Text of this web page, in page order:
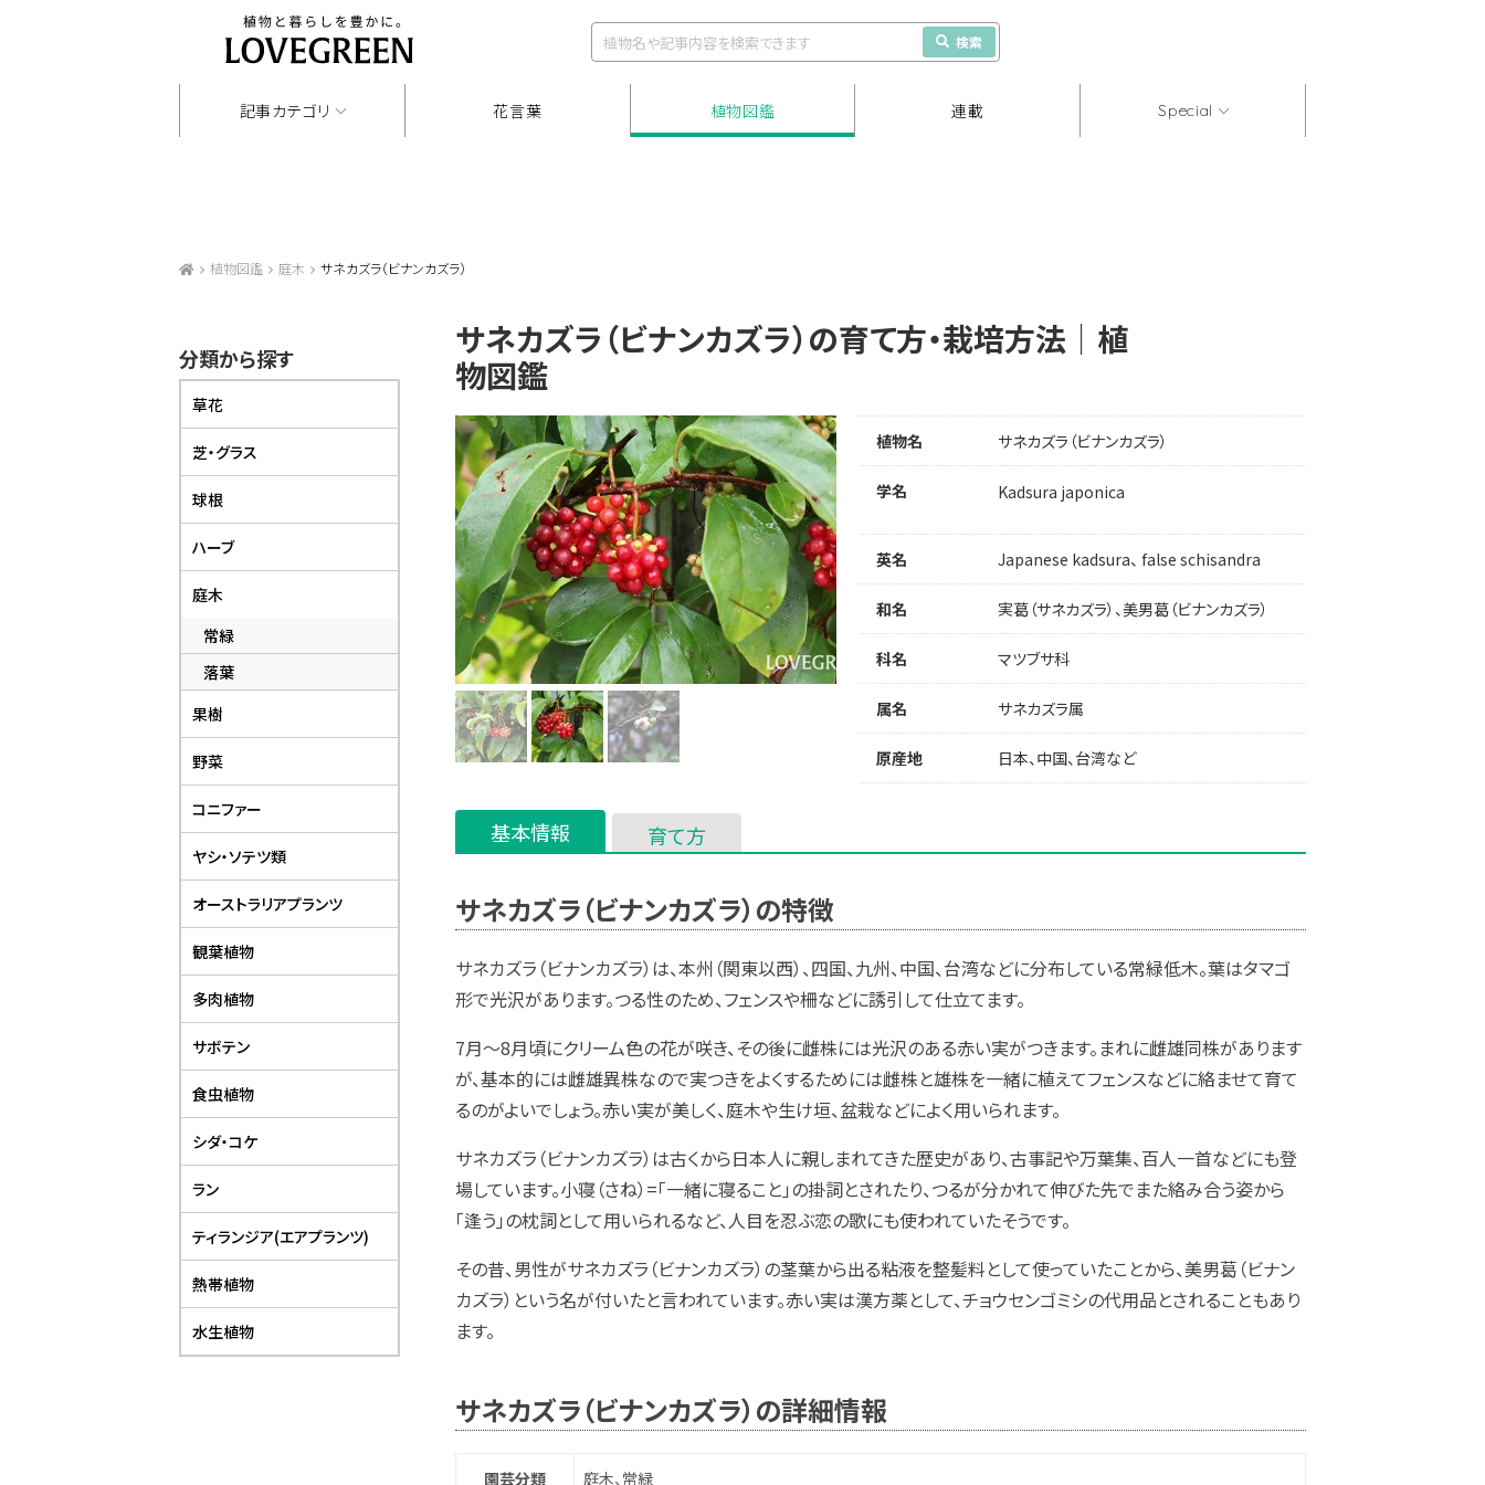
検索
記事カテゴリ 花言葉 植物図鑑 連載 Special
植物図鑑 庭木 サネカズラ（ビナンカズラ）
サネカズラ（ビナンカズラ）の育て方・栽培方法｜植
物図鑑
植物名 サネカズラ（ビナンカズラ）
学名 Kadsura japonica
英名 Japanese kadsura、 false schisandra
和名 実葛（サネカズラ）、美男葛（ビナンカズラ）
科名 マツブサ科
属名 サネカズラ属
原産地 日本、中国、台湾など
基本情報 育て方
サネカズラ（ビナンカズラ）の特徴
サネカズラ（ビナンカズラ）は、本州（関東以西）、四国、九州、中国、台湾などに分布している常緑低木。葉はタマゴ
形で光沢があります。つる性のため、フェンスや柵などに誘引して仕立てます。
7月～8月頃にクリーム色の花が咲き、その後に雌株には光沢のある赤い実がつきます。まれに雌雄同株があります
が、基本的には雌雄異株なので実つきをよくするためには雌株と雄株を一緒に植えてフェンスなどに絡ませて育て
るのがよいでしょう。赤い実が美しく、庭木や生け垣、盆栽などによく用いられます。
サネカズラ（ビナンカズラ）は古くから日本人に親しまれてきた歴史があり、古事記や万葉集、百人一首などにも登
場しています。小寝（さね）=「一緒に寝ること」の掛詞とされたり、つるが分かれて伸びた先でまた絡み合う姿から
「逢う」の枕詞として用いられるなど、人目を忍ぶ恋の歌にも使われていたそうです。
その昔、男性がサネカズラ（ビナンカズラ）の茎葉から出る粘液を整髪料として使っていたことから、美男葛（ビナン
カズラ）という名が付いたと言われています。赤い実は漢方薬として、チョウセンゴミシの代用品とされることもあり
ます。
サネカズラ（ビナンカズラ）の詳細情報
園芸分類 庭木、常緑
分類から探す
草花
芝・グラス
球根
ハーブ
庭木
常緑
落葉
果樹
野菜
コニファー
ヤシ・ソテツ類
オーストラリアプランツ
観葉植物
多肉植物
サボテン
食虫植物
シダ・コケ
ラン
ティランジア(エアプランツ)
熱帯植物
水生植物